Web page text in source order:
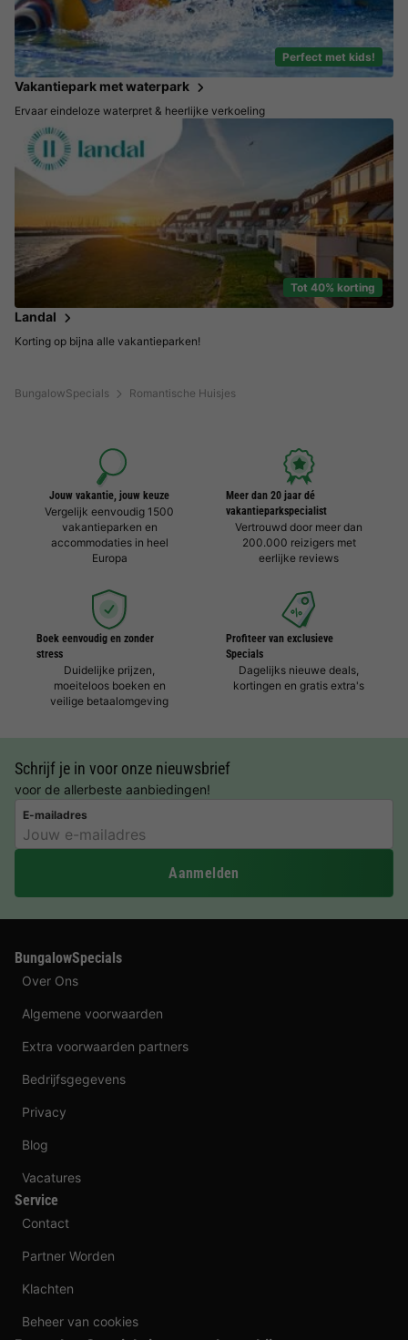
BungalowSpecials Romantische Huisjes
Perfect met kids!
Vakantiepark met waterpark
Ervaar eindeloze waterpret & heerlijke verkoeling
Tot 40% korting
Landal
Korting op bijna alle vakantieparken!
Jouw vakantie, jouw keuze
Vergelijk eenvoudig 1500
vakantieparken en
accommodaties in heel
Europa
Meer dan 20 jaar dé
vakantieparkspecialist
Vertrouwd door meer dan
200.000 reizigers met
eerlijke reviews
Boek eenvoudig en zonder
stress
Duidelijke prijzen,
moeiteloos boeken en
veilige betaalomgeving
Profiteer van exclusieve
Specials
Dagelijks nieuwe deals,
kortingen en gratis extra's
Schrijf je in voor onze nieuwsbrief
voor de allerbeste aanbiedingen!
E-mailadres
Aanmelden
BungalowSpecials
Over Ons
Algemene voorwaarden
Extra voorwaarden partners
Bedrijfsgegevens
Privacy
Blog
Vacatures
Service
Contact
Partner Worden
Klachten
Beheer van cookies